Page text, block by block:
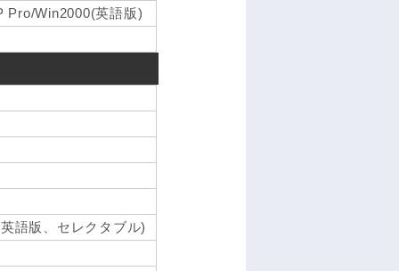
Pro/Win2000(英語版)
語版、セレクタブル)